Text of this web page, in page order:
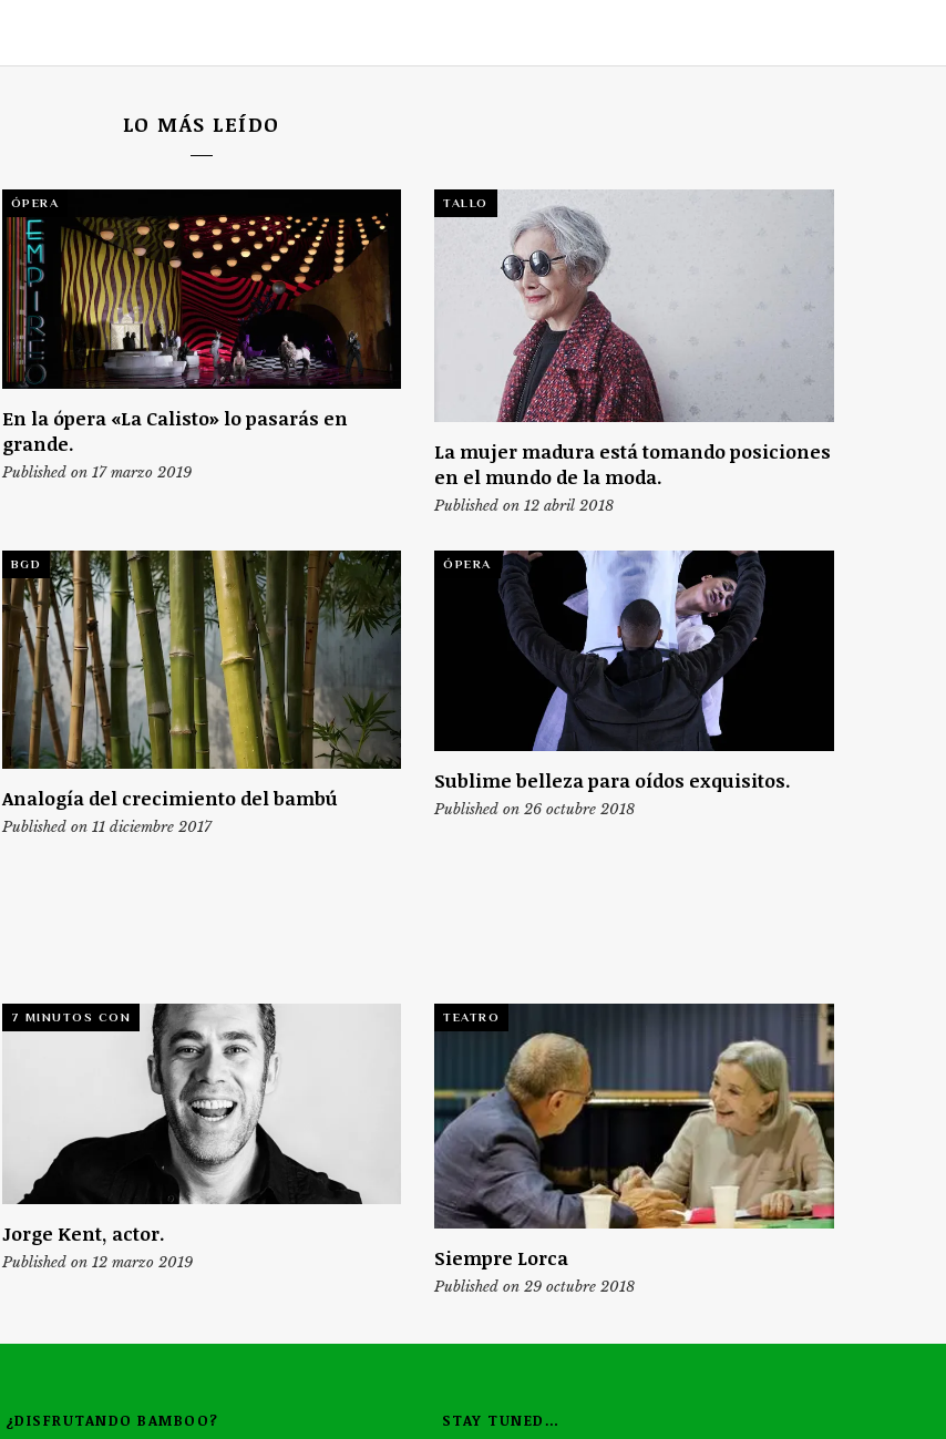
LO MÁS LEÍDO
ÓPERA
En la ópera «La Calisto» lo pasarás en
grande.
Published on 17 marzo 2019
TALLO
La mujer madura está tomando posiciones
en el mundo de la moda.
Published on 12 abril 2018
BGD
Analogía del crecimiento del bambú
Published on 11 diciembre 2017
ÓPERA
Sublime belleza para oídos exquisitos.
Published on 26 octubre 2018
7 MINUTOS CON
Jorge Kent, actor.
Published on 12 marzo 2019
TEATRO
Siempre Lorca
Published on 29 octubre 2018
¿DISFRUTANDO BAMBOO? STAY TUNED…